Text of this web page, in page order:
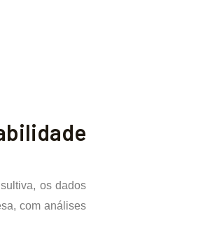
os dados
com análises